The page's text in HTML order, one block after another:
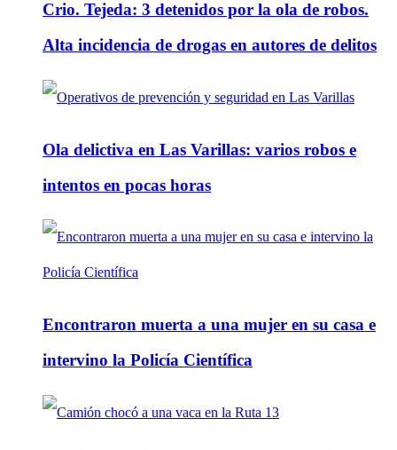
Crio. Tejeda: 3 detenidos por la ola de robos.
Alta incidencia de drogas en autores de delitos
Ola delictiva en Las Varillas: varios robos e
intentos en pocas horas
Encontraron muerta a una mujer en su casa e
intervino la Policía Científica